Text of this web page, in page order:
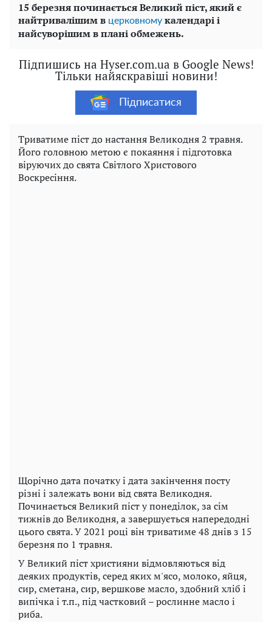
15 березня починається Великий піст, який є
найтривалішим в церковному календарі і
найсуворішим в плані обмежень.
Підпишись на Hyser.com.ua в Google News!
Тільки найяскравіші новини!
Підписатися
Триватиме піст до настання Великодня 2 травня.
Його головною метою є покаяння і підготовка
віруючих до свята Світлого Христового
Воскресіння.
Щорічно дата початку і дата закінчення посту
різні і залежать вони від свята Великодня.
Починається Великий піст у понеділок, за сім
тижнів до Великодня, а завершується напередодні
цього свята. У 2021 році він триватиме 48 днів з 15
березня по 1 травня.
У Великий піст християни відмовляються від
деяких продуктів, серед яких м'ясо, молоко, яйця,
сир, сметана, сир, вершкове масло, здобний хліб і
випічка і т.п., під частковий – рослинне масло і
риба.